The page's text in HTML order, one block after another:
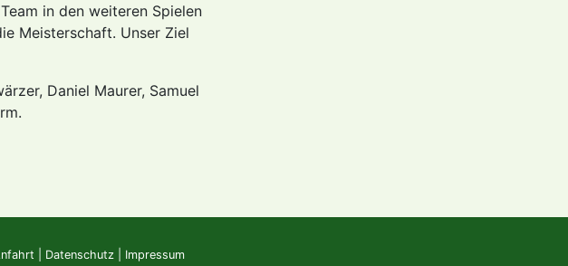
in den weiteren Spielen
Meisterschaft. Unser Ziel
Daniel Maurer, Samuel
Datenschutz| Impressum